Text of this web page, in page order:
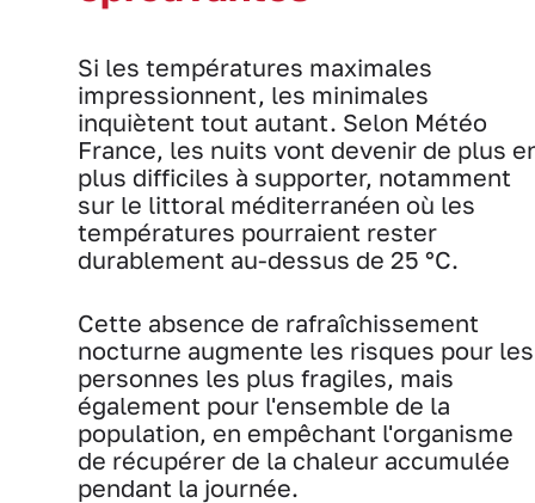
Si les températures maximales
impressionnent, les minimales
inquiètent tout autant. Selon Météo
France, les nuits vont devenir de plus
plus difficiles à supporter, notamment
sur le littoral méditerranéen où les
températures pourraient rester
durablement au-dessus de 25 °C.
Cette absence de rafraîchissement
nocturne augmente les risques pour les
personnes les plus fragiles, mais
également pour l'ensemble de la
population, en empêchant l'organisme
de récupérer de la chaleur accumulée
pendant la journée.